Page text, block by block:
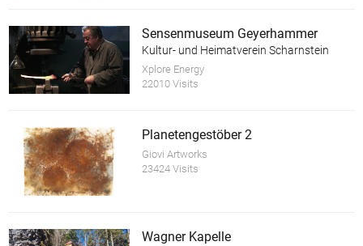
Sensenmuseum Geyerhammer
Kultur- und Heimatverein Scharnstein
Xplore Energy
22010 Visits
Planetengestöber 2
Giovi Artworks
23424 Visits
Wagner Kapelle